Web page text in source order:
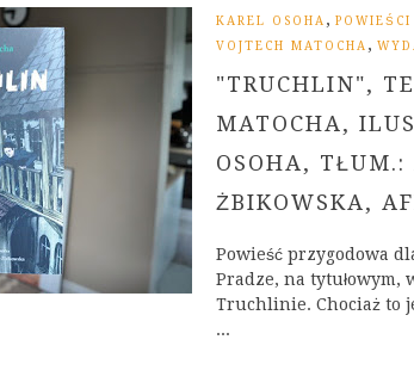
KAREL OSOHA ,
VOJTECH MATOCHA ,
"TRUCHLIN",
MATOCHA,
OSOHA,
ŻBIKOWSKA,
Powieść przygodowa
Pradze, na tytułowym,
Truchlinie. Chociaż to
...